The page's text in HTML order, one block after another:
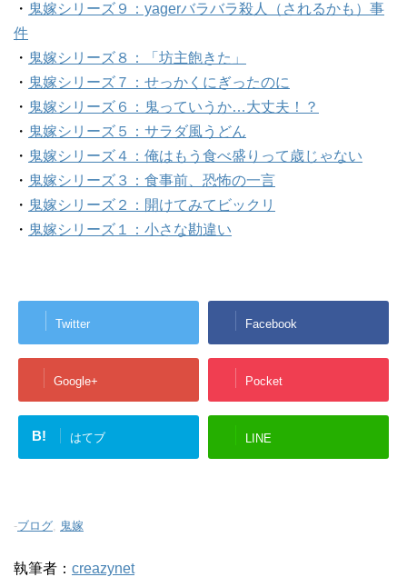
・ 鬼嫁シリーズ９：yagerバラバラ殺人（されるかも）事
件
・ 鬼嫁シリーズ８：「坊主飽きた」
・ 鬼嫁シリーズ７：せっかくにぎったのに
・ 鬼嫁シリーズ６：鬼っていうか…大丈夫！？
・ 鬼嫁シリーズ５：サラダ風うどん
・ 鬼嫁シリーズ４：俺はもう食べ盛りって歳じゃない
・ 鬼嫁シリーズ３：食事前、恐怖の一言
・ 鬼嫁シリーズ２：開けてみてビックリ
・ 鬼嫁シリーズ１：小さな勘違い
Twitter Facebook
Google+ Pocket
B! はてブ LINE
-ブログ, 鬼嫁
執筆者： creazynet